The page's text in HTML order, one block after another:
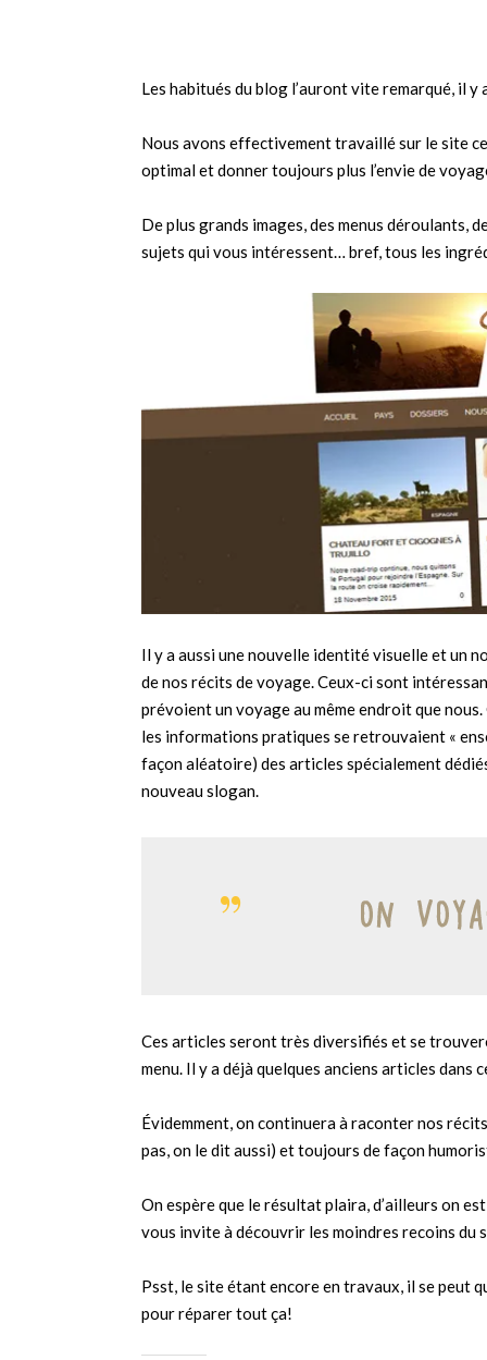
Les habitués du blog l’auront vite remarqué, il y
Nous avons effectivement travaillé sur le site
optimal et donner toujours plus l’envie de
De plus grands images, des menus déroulants,
sujets qui vous intéressent… bref, tous les
Il y a aussi une nouvelle identité visuelle et un
de nos récits de voyage. Ceux-ci sont
prévoient un voyage au même endroit que
les informations pratiques se retrouvaient «
façon aléatoire) des articles spécialement
nouveau slogan.
Ces articles seront très diversifiés et se
menu. Il y a déjà quelques anciens articles dans
Évidemment, on continuera à raconter nos
pas, on le dit aussi) et toujours de façon
On espère que le résultat plaira, d’ailleurs on
vous invite à découvrir les moindres recoins du
Psst, le site étant encore en travaux, il se peut
pour réparer tout ça!